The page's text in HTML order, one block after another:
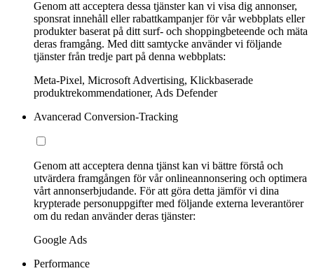
Genom att acceptera dessa tjänster kan vi visa dig annonser,
sponsrat innehåll eller rabattkampanjer för vår webbplats eller
produkter baserat på ditt surf- och shoppingbeteende och mäta
deras framgång. Med ditt samtycke använder vi följande
tjänster från tredje part på denna webbplats:
Meta-Pixel, Microsoft Advertising, Klickbaserade
produktrekommendationer, Ads Defender
Avancerad Conversion-Tracking
Genom att acceptera denna tjänst kan vi bättre förstå och
utvärdera framgången för vår onlineannonsering och optimera
vårt annonserbjudande. För att göra detta jämför vi dina
krypterade personuppgifter med följande externa leverantörer
om du redan använder deras tjänster:
Google Ads
Performance